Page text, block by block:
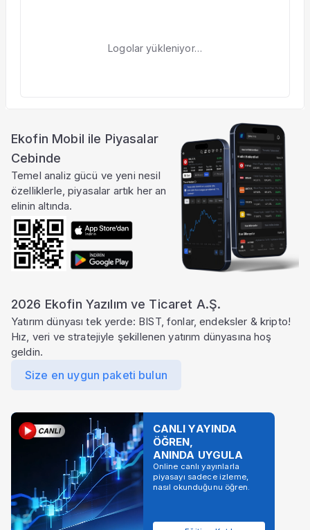
Logolar yükleniyor…
Ekofin Mobil ile Piyasalar
Cebinde
Temel analiz gücü ve yeni nesil
özelliklerle, piyasalar artık her an
elinin altında.
2026 Ekofin Yazılım ve Ticaret A.Ş.
Yatırım dünyası tek yerde: BIST, fonlar, endeksler & kripto!
Hız, veri ve stratejiyle şekillenen yatırım dünyasına hoş
geldin.
Size en uygun paketi bulun
CANLI YAYINDA
ÖĞREN,
ANINDA UYGULA
Online canlı yayınlarla
piyasayı sadece izleme,
nasıl okunduğunu öğren.